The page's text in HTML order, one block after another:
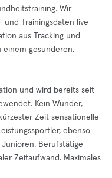
Wir
und Trainingsdaten live
aus Tracking und
einem gesünderen,
und wird bereits seit
Kein Wunder,
Zeit sensationelle
ebenso
Berufstätige
Zeitaufwand. Maximales